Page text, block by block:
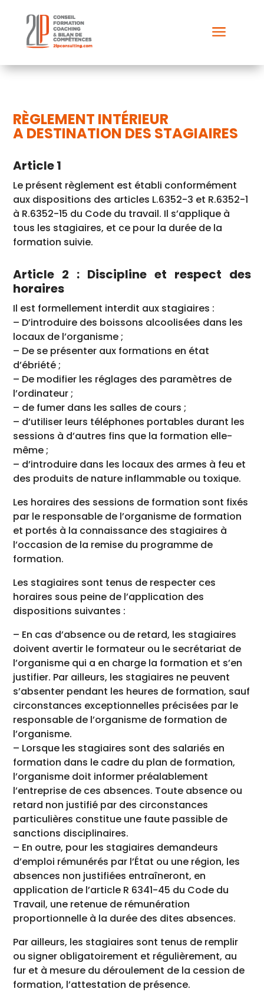
a
RÈGLEMENT INTÉRIEUR
A DESTINATION DES STAGIAIRES
Article 1
Le présent règlement est établi conformément
aux dispositions des articles L.6352-3 et R.6352-1
à R.6352-15 du Code du travail. Il s’applique à
tous les stagiaires, et ce pour la durée de la
formation suivie.
Article 2 : Discipline et respect des
horaires
Il est formellement interdit aux stagiaires :
– D’introduire des boissons alcoolisées dans les
locaux de l’organisme ;
– De se présenter aux formations en état
d’ébriété ;
– De modifier les réglages des paramètres de
l’ordinateur ;
– de fumer dans les salles de cours ;
– d’utiliser leurs téléphones portables durant les
sessions à d’autres fins que la formation elle-
même ;
– d’introduire dans les locaux des armes à feu et
des produits de nature inflammable ou toxique.
Les horaires des sessions de formation sont fixés
par le responsable de l’organisme de formation
et portés à la connaissance des stagiaires à
l’occasion de la remise du programme de
formation.
Les stagiaires sont tenus de respecter ces
horaires sous peine de l’application des
dispositions suivantes :
– En cas d’absence ou de retard, les stagiaires
doivent avertir le formateur ou le secrétariat de
l’organisme qui a en charge la formation et s’en
justifier. Par ailleurs, les stagiaires ne peuvent
s’absenter pendant les heures de formation, sauf
circonstances exceptionnelles précisées par le
responsable de l’organisme de formation de
l’organisme.
– Lorsque les stagiaires sont des salariés en
formation dans le cadre du plan de formation,
l’organisme doit informer préalablement
l’entreprise de ces absences. Toute absence ou
retard non justifié par des circonstances
particulières constitue une faute passible de
sanctions disciplinaires.
– En outre, pour les stagiaires demandeurs
d’emploi rémunérés par l’État ou une région, les
absences non justifiées entraîneront, en
application de l’article R 6341-45 du Code du
Travail, une retenue de rémunération
proportionnelle à la durée des dites absences.
Par ailleurs, les stagiaires sont tenus de remplir
ou signer obligatoirement et régulièrement, au
fur et à mesure du déroulement de la cession de
formation, l’attestation de présence.